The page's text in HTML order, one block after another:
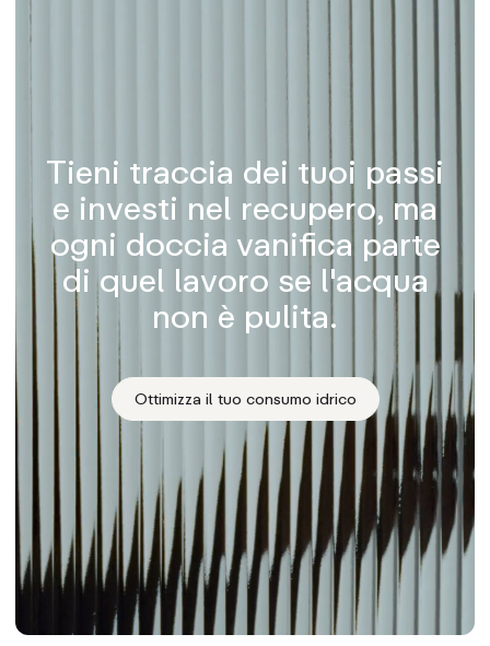
Tieni traccia dei tuoi passi
e investi nel recupero, ma
ogni doccia vanifica parte
di quel lavoro se l'acqua
non è pulita.
Ottimizza il tuo consumo idrico